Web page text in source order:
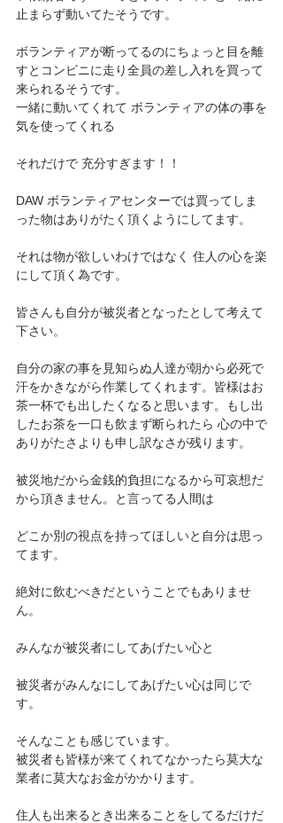
止まらず動いてたそうです。
ボランティアが断ってるのにちょっと目を離
すとコンビニに走り全員の差し入れを買って
来られるそうです。
一緒に動いてくれて ボランティアの体の事を
気を使ってくれる
それだけで 充分すぎます！！
DAW ボランティアセンターでは買ってしま
った物はありがたく頂くようにしてます。
それは物が欲しいわけではなく 住人の心を楽
にして頂く為です。
皆さんも自分が被災者となったとして考えて
下さい。
自分の家の事を見知らぬ人達が朝から必死で
汗をかきながら作業してくれます。皆様はお
茶一杯でも出したくなると思います。もし出
したお茶を一口も飲まず断られたら 心の中で
ありがたさよりも申し訳なさが残ります。
被災地だから金銭的負担になるから可哀想だ
から頂きません。と言ってる人間は
どこか別の視点を持ってほしいと自分は思っ
てます。
絶対に飲むべきだということでもありませ
ん。
みんなが被災者にしてあげたい心と
被災者がみんなにしてあげたい心は同じで
す。
そんなことも感じています。
被災者も皆様が来てくれてなかったら莫大な
業者に莫大なお金がかかります。
住人も出来るとき出来ることをしてるだけだ